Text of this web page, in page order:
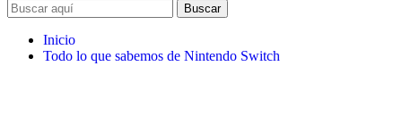
Buscar
Inicio
Todo lo que sabemos de Nintendo Switch